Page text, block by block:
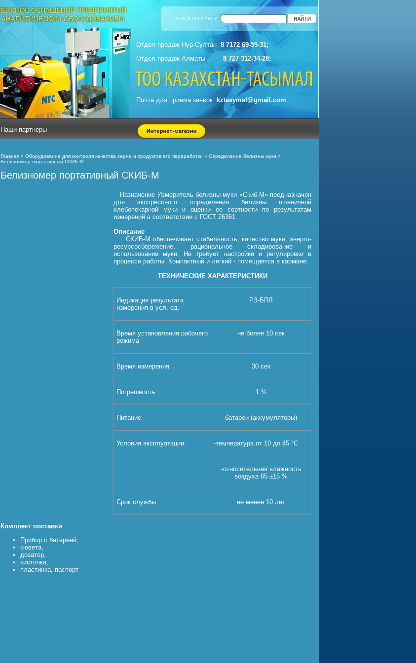
Отдел продаж Нур-Султан8 7172 69-59-31;
Отдел продаж Алматы 8 727 312-34-28;
Почта для приема заявок kztasymal@gmail.com
ПОИСК ПО САЙТУ
Наши партнеры
Главная » Оборудование для контроля качества зерна и продуктов его переработки » Определение белизны муки »
Белизномер портативный СКИБ-М
Белизномер портативный СКИБ-М
Назначение Измеритель белизны муки «Скиб-М» предназначен
для экспрессного определения белизны пшеничной
хлебопекарной муки и оценки ее сортности по результатам
измерений в соответствии с ГОСТ 26361.
Описание
СКИБ-М обеспечивает стабильность, качество муки, энерго-
ресурсосбережение, рациональное складирование и
использование муки. Не требует настройки и регулировки в
процессе работы. Компактный и легкий - помещается в кармане.
ТЕХНИЧЕСКИЕ ХАРАКТЕРИСТИКИ
Индикация результата
измерения в усл. ед.
РЗ-БПЛ
Время установления рабочего
режима
не более 10 сек
Время измерения 30 сек
Погрешность 1 %
Питание батареи (аккумуляторы)
Условия эксплуатации: -температура от 10 до 45 °C
-относительная влажность
воздуха 65 ±15 %
Срок службы не менее 10 лет
Комплект поставки
Прибор с батареей,
кювета,
дозатор,
кисточка,
пластинка, паспорт